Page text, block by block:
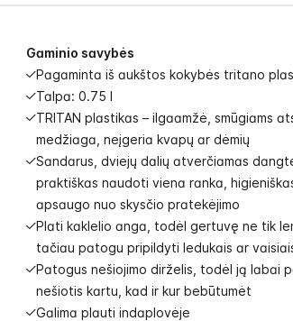
Gaminio savybės
Pagaminta iš aukštos kokybės tritano
Talpa: 0.75 l
TRITAN plastikas – ilgaamžė, smūgiams
medžiaga, neįgeria kvapų ar dėmių
Sandarus, dviejų dalių atverčiamas
praktiškas naudoti viena ranka,
apsaugo nuo skysčio pratekėjimo
Plati kaklelio anga, todėl gertuvę ne tik
tačiau patogu pripildyti ledukais ar
Patogus nešiojimo dirželis, todėl ją labai
nešiotis kartu, kad ir kur bebūtumėt
Galima plauti indaplovėje